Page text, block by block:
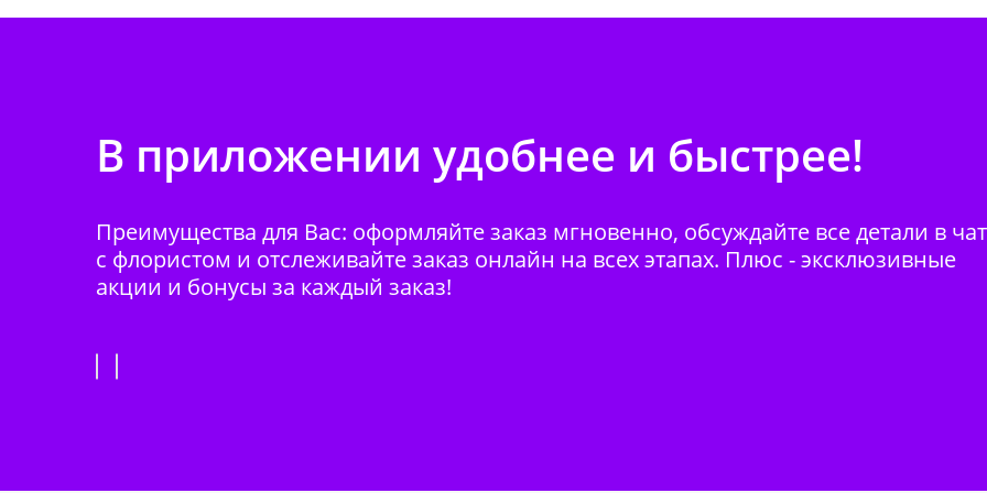
В приложении удобнее и быстрее!
Преимущества для Вас: оформляйте заказ мгновенно, обсуждайте все детали в
с флористом и отслеживайте заказ онлайн на всех этапах. Плюс - эксклюзивные
акции и бонусы за каждый заказ!